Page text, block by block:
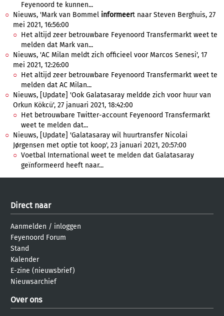
Feyenoord te kunnen...
Nieuws, 'Mark van Bommel informeert naar Steven Berghuis, 27
mei 2021, 16:56:00
Het altijd zeer betrouwbare Feyenoord Transfermarkt weet te
melden dat Mark van...
Nieuws, 'AC Milan meldt zich officieel voor Marcos Senesi', 17
mei 2021, 12:26:00
Het altijd zeer betrouwbare Feyenoord Transfermarkt weet te
melden dat AC Milan...
Nieuws, [Update] 'Ook Galatasaray meldde zich voor huur van
Orkun Kökcü', 27 januari 2021, 18:42:00
Het betrouwbare Twitter-account Feyenoord Transfermarkt
weet te melden dat...
Nieuws, [Update] 'Galatasaray wil huurtransfer Nicolai
Jørgensen met optie tot koop', 23 januari 2021, 20:57:00
Voetbal International weet te melden dat Galatasaray
geïnformeerd heeft naar...
Direct naar
Aanmelden / inloggen
Feyenoord Forum
Stand
Kalender
E-zine (nieuwsbrief)
Nieuwsarchief
Over ons